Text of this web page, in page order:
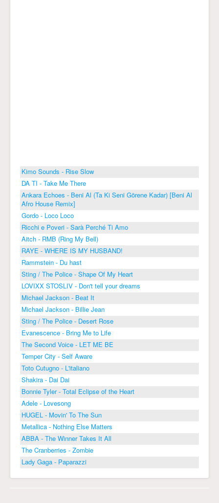
Kimo Sounds - Rise Slow
DA TI - Take Me There
Ankara Echoes - Beni Al (Ta Ki Seni Görene Kadar) [Beni Al
Afro House Remix]
Gordo - Loco Loco
Ricchi e Poveri - Sarà Perché Ti Amo
Aitch - RMB (Ring My Bell)
RAYE - WHERE IS MY HUSBAND!
Rammstein - Du hast
Sting / The Police - Shape Of My Heart
LOVIXX STOSLIV - Don't tell your dreams
Michael Jackson - Beat It
Michael Jackson - Billie Jean
Sting / The Police - Desert Rose
Evanescence - Bring Me to Life
The Second Voice - LET ME BE
Temper City - Self Aware
Toto Cutugno - L'italiano
Shakira - Dai Dai
Bonnie Tyler - Total Eclipse of the Heart
Adele - Lovesong
HUGEL - Movin' To The Sun
Metallica - Nothing Else Matters
ABBA - The Winner Takes It All
The Cranberries - Zombie
Lady Gaga - Paparazzi